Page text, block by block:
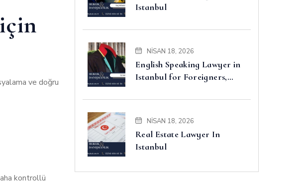
ve doğru
kontrollü
Istanbul
NISAN 18, 2026
English Speaking Lawyer in
Istanbul for Foreigners,
Disputes
NISAN 18, 2026
Real Estate Lawyer In
Istanbul